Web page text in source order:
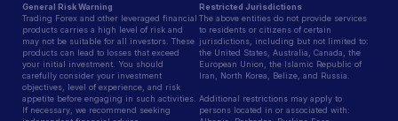
General Risk Warning
Trading Forex and other leveraged financial
products carries a high level of risk and
may not be suitable for all investors. These
products can lead to losses that exceed
your initial investment. You should
carefully consider your investment
objectives, level of experience, and risk
appetite before engaging in such activities.
If necessary, we recommend seeking
Restricted Jurisdictions
The above entities do not provide services
to residents or citizens of certain
jurisdictions, including but not limited to:
the United States, Australia, Canada, the
European Union, the Islamic Republic of
Iran, North Korea, Belize, and Russia.
Additional restrictions may apply to
persons located in or associated with: